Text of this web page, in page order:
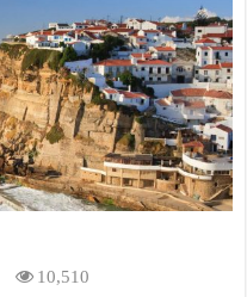
10,510